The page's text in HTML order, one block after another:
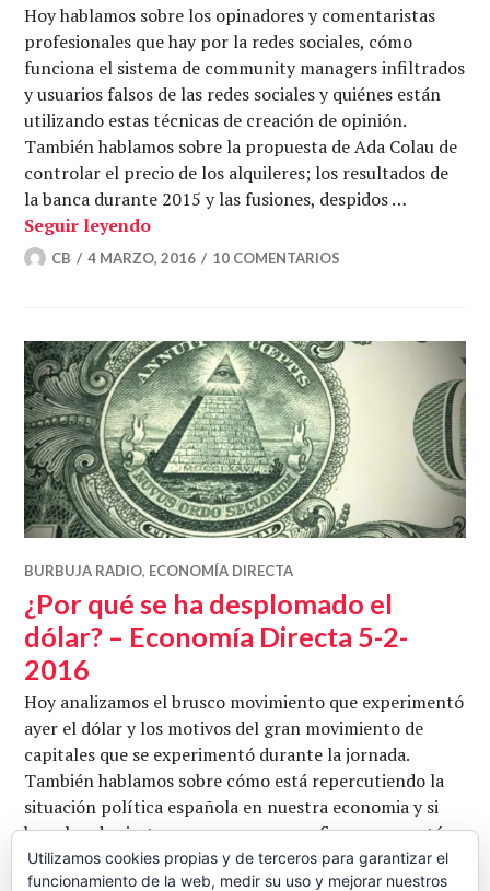
Hoy hablamos sobre los opinadores y comentaristas
profesionales que hay por la redes sociales, cómo
funciona el sistema de community managers infiltrados
y usuarios falsos de las redes sociales y quiénes están
utilizando estas técnicas de creación de opinión.
También hablamos sobre la propuesta de Ada Colau de
controlar el precio de los alquileres; los resultados de
la banca durante 2015 y las fusiones, despidos …
Seguir leyendoCreadores de confusión – Economía
CB 4 MARZO, 2016 10 COMENTARIOS
BURBUJA RADIO, ECONOMÍA DIRECTA
¿Por qué se ha desplomado el
dólar? – Economía Directa 5-2-
2016
Hoy analizamos el brusco movimiento que experimentó
ayer el dólar y los motivos del gran movimiento de
capitales que se experimentó durante la jornada.
También hablamos sobre cómo está repercutiendo la
situación política española en nuestra economia y si
hay algo de cierto en esas voces que afirman que está
afectándola negativamente, sobre el futuro de las
empresas tecnológicas y la evolución del precio del …
Utilizamos cookies propias y de terceros para garantizar el
funcionamiento de la web, medir su uso y mejorar nuestros